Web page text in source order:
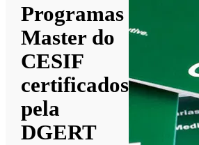
Programas
Master do
CESIF
certificados
pela
DGERT